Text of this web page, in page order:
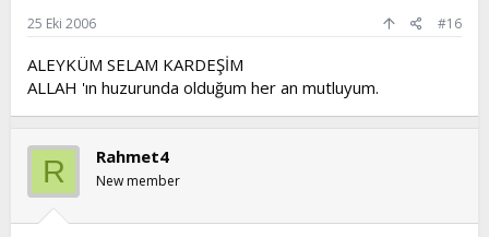
25 Eki 2006 #16
ALEYKÜM SELAM KARDEŞİM
ALLAH 'ın huzurunda olduğum her an mutluyum.
R Rahmet4
New member